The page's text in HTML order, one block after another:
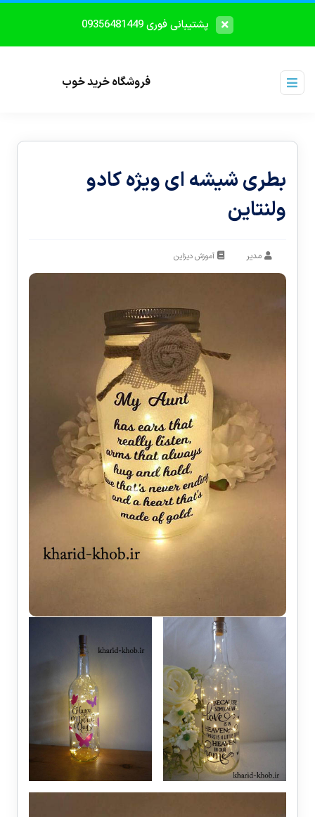
پشتیبانی فوری 09356481449
فروشگاه خرید خوب
بطری شیشه ای ویژه کادو
ولنتاین
مدیر آموزش دیزاین